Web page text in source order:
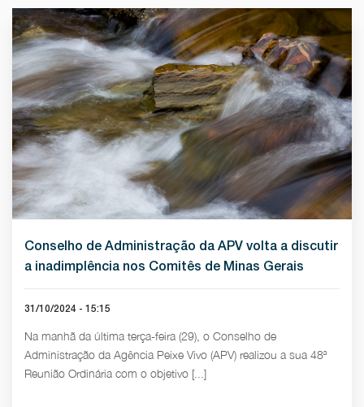
Conselho de Administração da APV volta a discutir
a inadimplência nos Comitês de Minas Gerais
31/10/2024 - 15:15
Na manhã da última terça-feira (29), o Conselho de
Administração da Agência Peixe Vivo (APV) realizou a sua 48ª
Reunião Ordinária com o objetivo [...]